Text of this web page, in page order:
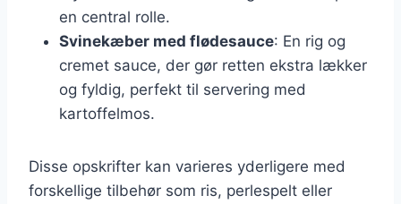
en central rolle.
Svinekæber med flødesauce: En rig og
cremet sauce, der gør retten ekstra lækker
og fyldig, perfekt til servering med
kartoffelmos.
Disse opskrifter kan varieres yderligere med
forskellige tilbehør som ris, perlespelt eller